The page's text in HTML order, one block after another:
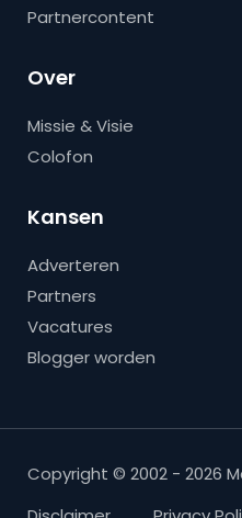
Partnercontent
Over
Missie & Visie
Colofon
Kansen
Adverteren
Partners
Vacatures
Blogger worden
Copyright © 2002 - 2026